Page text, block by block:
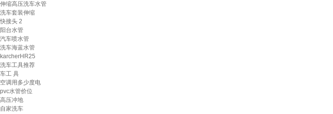
伸缩高压洗车水管
洗车套装伸缩
快接头 2
阳台水管
汽车喷水管
洗车海蓝水管
karcherHR25
洗车工具推荐
车工 具
空调用多少度电
pvc水管价位
高压冲地
自家洗车